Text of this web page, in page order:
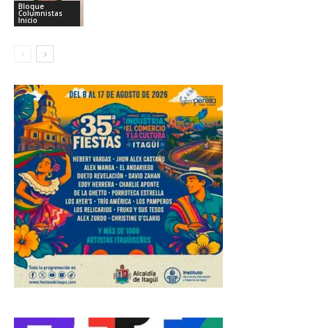
Bloque
Columnistas
Inicio